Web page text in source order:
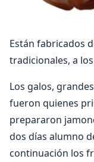
Están fabricados
tradicionales, a
Los galos,
fueron quienes
prepararon
dos días alumno
continuación los